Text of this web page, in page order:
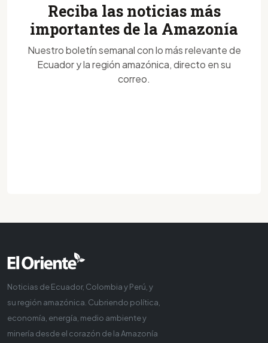
Reciba las noticias más
importantes de la Amazonía
Nuestro boletín semanal con lo más relevante de
Ecuador y la región amazónica, directo en su
correo.
Noticias de Ecuador, Colombia y Perú, y
su región amazónica. Cubriendo política,
economía, energía, medio ambiente y
minería desde el corazón de la Amazonía